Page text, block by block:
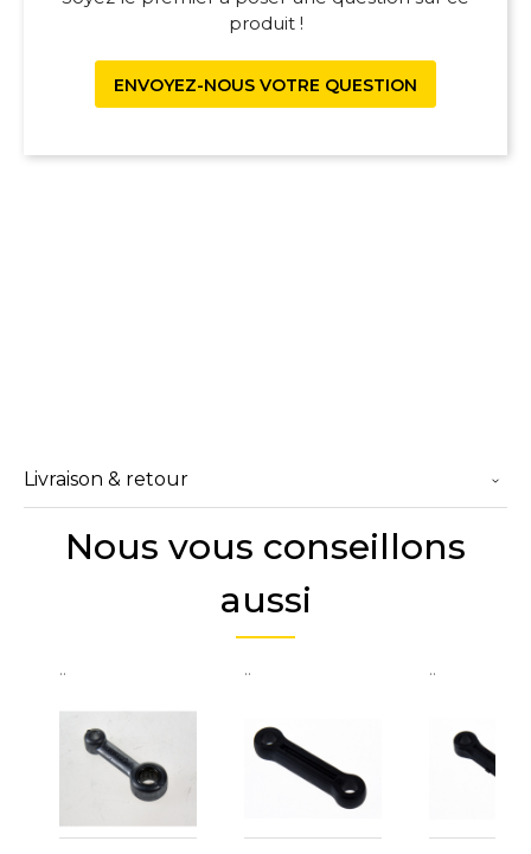
produit !
ENVOYEZ-NOUS VOTRE QUESTION
Livraison & retour
Nous vous conseillons
aussi
.. .. ..